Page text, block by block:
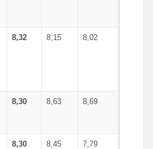
8,32 8,15 8,02
8,30 8,63 8,69
8,30 8,45 7,79